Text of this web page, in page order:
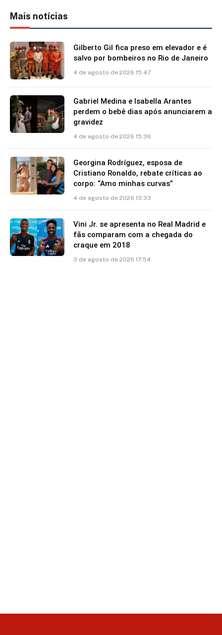
Mais notícias
Gilberto Gil fica preso em elevador e é
salvo por bombeiros no Rio de Janeiro
4 de agosto de 2026 15:47
Gabriel Medina e Isabella Arantes
perdem o bebê dias após anunciarem a
gravidez
4 de agosto de 2026 15:36
Georgina Rodríguez, esposa de
Cristiano Ronaldo, rebate críticas ao
corpo: “Amo minhas curvas”
4 de agosto de 2026 13:33
Vini Jr. se apresenta no Real Madrid e
fãs comparam com a chegada do
craque em 2018
3 de agosto de 2026 17:54